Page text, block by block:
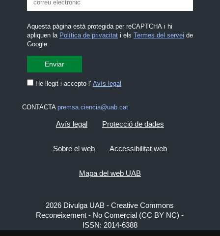
Aquesta pàgina està protegida per reCAPTCHA i hi
apliquen la Política de privacitati els Termes del servei de
Google.
He llegit i accepto l' Avís legal
CONTACTA premsa.ciencia@uab.cat
Avís legal Protecció de dades
Sobre el web Accessibilitat web
Mapa del web UAB
2026 Divulga UAB - Creative Commons
Reconeixement - No Comercial (CC BY NC) -
ISSN: 2014-6388